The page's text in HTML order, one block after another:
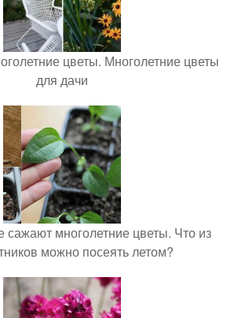
цветы. Многолетние цветы
для дачи
сажают многолетние цветы. Что из
можно посеять летом?